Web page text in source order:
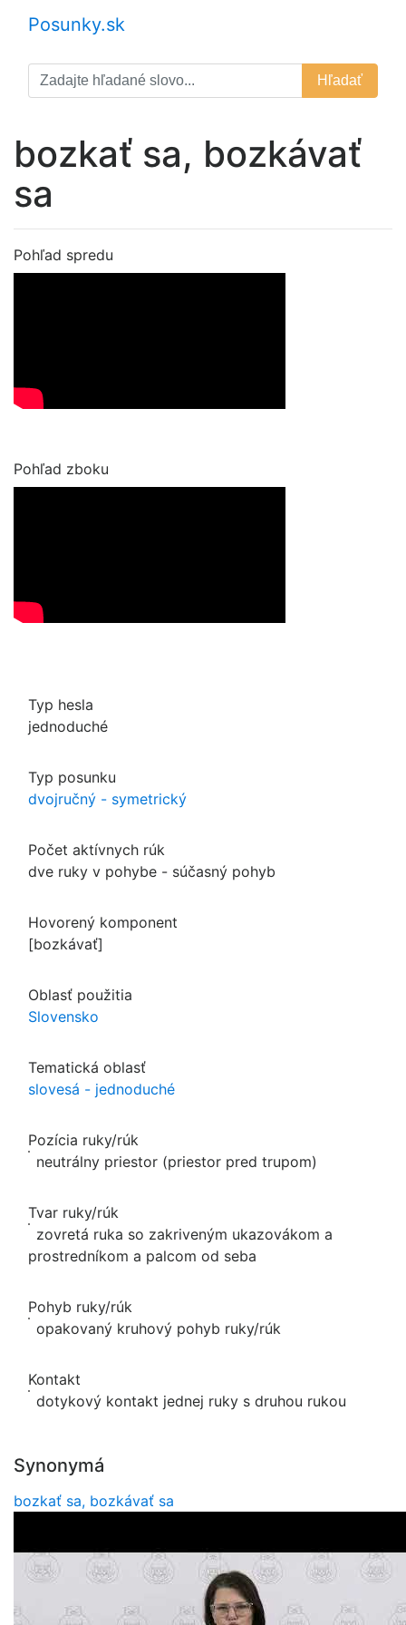
Posunky.sk
Hľadať
bozkať sa, bozkávať
sa
Pohľad spredu
Pohľad zboku
Typ hesla
jednoduché
Typ posunku
dvojručný - symetrický
Počet aktívnych rúk
dve ruky v pohybe - súčasný pohyb
Hovorený komponent
[bozkávať]
Oblasť použitia
Slovensko
Tematická oblasť
slovesá - jednoduché
Pozícia ruky/rúk
neutrálny priestor (priestor pred trupom)
Tvar ruky/rúk
zovretá ruka so zakriveným ukazovákom a
prostredníkom a palcom od seba
Pohyb ruky/rúk
opakovaný kruhový pohyb ruky/rúk
Kontakt
dotykový kontakt jednej ruky s druhou rukou
Synonymá
bozkať sa, bozkávať sa